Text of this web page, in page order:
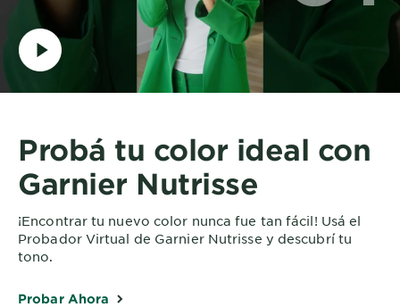
Probá tu color ideal con
Garnier Nutrisse
¡Encontrar tu nuevo color nunca fue tan fácil! Usá el
Probador Virtual de Garnier Nutrisse y descubrí tu
tono.
Probar Ahora